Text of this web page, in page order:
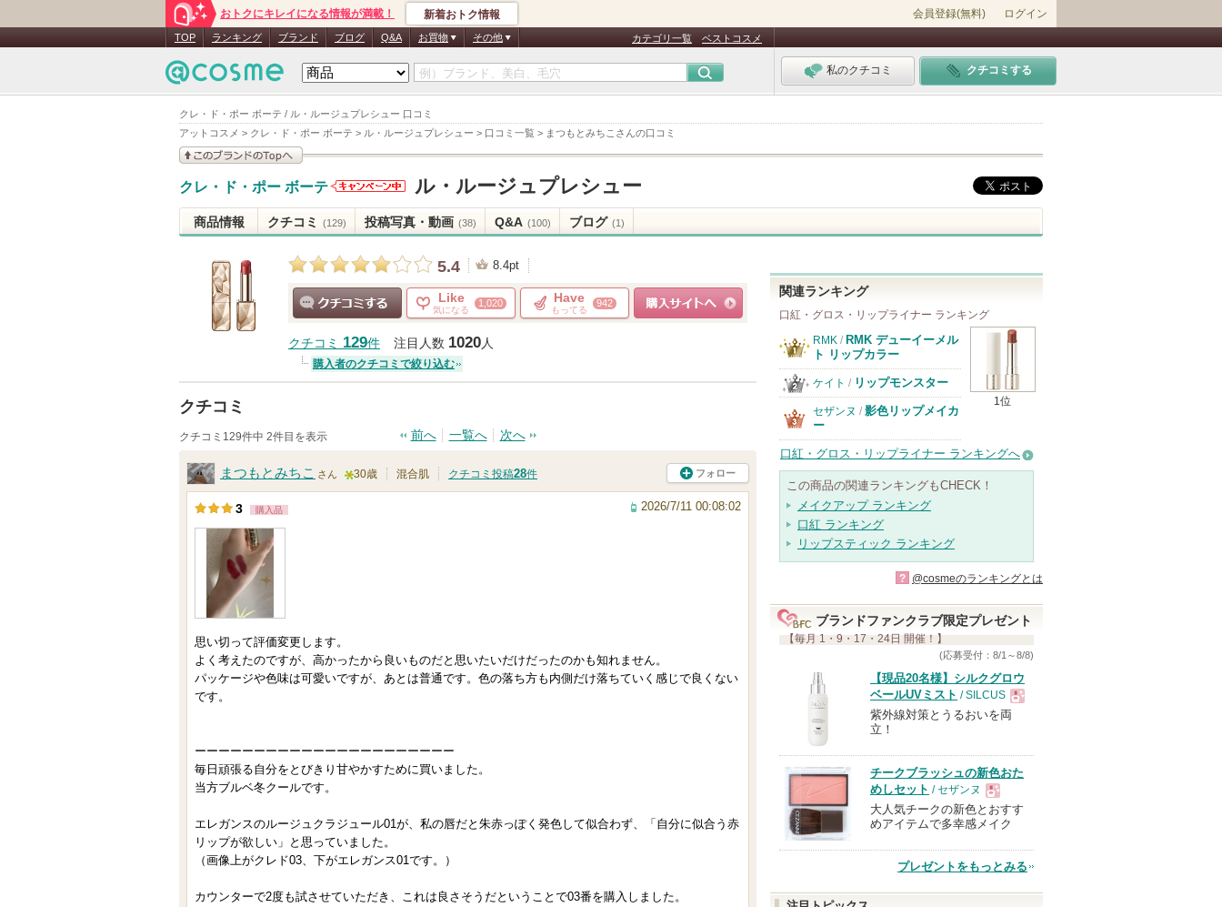
クレ・ド・ポー ボーテ / ル・ルージュプレシュー 口コミ
アットコスメ > クレ・ド・ポー ボーテ > ル・ルージュプレシュー > 口コミ一覧 > まつもとみちこさんの口コミ
おトクにキレイになる情報が満載！ 新着おトク情報 会員登録(無料) ログイン
TOP ランキング ブランド ブログ Q&A お買物 その他 カテゴリ一覧 ベストコスメ
私のクチコミ クチコミする
クレ・ド・ポー ボーテ
ポー ボーテ
からのお知
らせがあり
ます
ル・ルージュプレシュー
商品情報 クチコミ (129) 投稿写真・動画 (38) Q&A (100) ブログ (1)
5.4 8.4pt
Like
気になる
1,020 Have
もってる
942
クチコミ 129件 注目人数 1020人
購入者のクチコミで絞り込む
クチコミ
クチコミ129件中 2件目を表示 前へ 一覧へ 次へ
まつもとみちこ さん
5
バ
ー
気
に
り
登
録
さ
30歳 混合肌 クチコミ投稿28件 フォロー
3 購入品 2026/7/11 00:08:02
思い切って評価変更します。
よく考えたのですが、高かったから良いものだと思いたいだけだったのかも知れません。
パッケージや色味は可愛いですが、あとは普通です。色の落ち方も内側だけ落ちていく感じで良くない
です。
ーーーーーーーーーーーーーーーーーーーーーー
毎日頑張る自分をとびきり甘やかすために買いました。
当方ブルベ冬クールです。
エレガンスのルージュクラジュール01が、私の唇だと朱赤っぽく発色して似合わず、「自分に似合う赤
リップが欲しい」と思っていました。
（画像上がクレド03、下がエレガンス01です。）
カウンターで2度も試させていただき、これは良さそうだということで03番を購入しました。
関連ランキング
口紅・グロス・リップライナー ランキング
1位
RMK / RMK デューイーメル
ト リップカラー
ケイト / リップモンスター
セザンヌ / 影色リップメイカ
ー
口紅・グロス・リップライナー ランキングへ
この商品の関連ランキングもCHECK！
メイクアップ ランキング
口紅 ランキング
リップスティック ランキング
? @cosmeのランキングとは
ブランドファンクラブ限定プレゼント
【毎月 1・9・17・24日 開催！】
(応募受付：8/1～8/8)
【現品20名様】シルクグロウ
ベールUVミスト / SILCUS
現
品
紫外線対策とうるおいを両
立！
チークブラッシュの新色おた
めしセット / セザンヌ
現
品
大人気チークの新色とおすす
めアイテムで多幸感メイク
プレゼントをもっとみる